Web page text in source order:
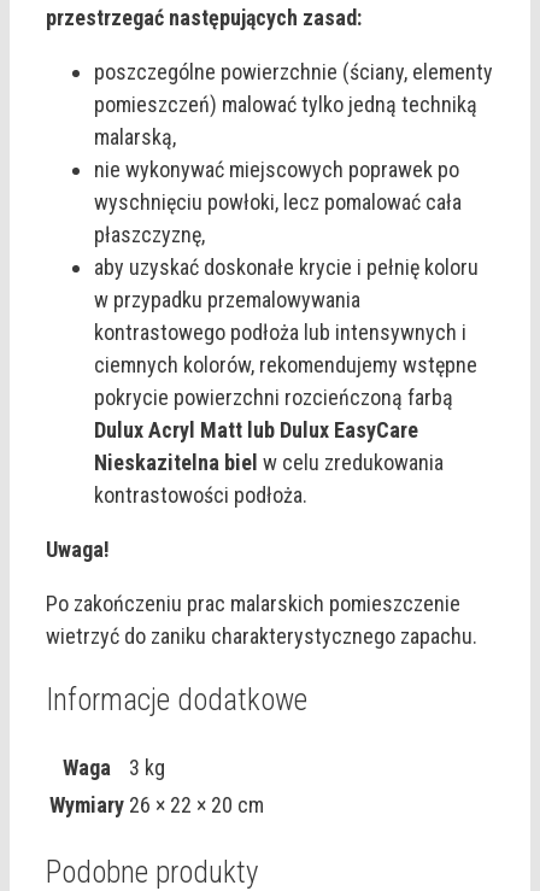
przestrzegać następujących zasad:
poszczególne powierzchnie (ściany, elementy
pomieszczeń) malować tylko jedną techniką
malarską,
nie wykonywać miejscowych poprawek po
wyschnięciu powłoki, lecz pomalować cała
płaszczyznę,
aby uzyskać doskonałe krycie i pełnię koloru
w przypadku przemalowywania
kontrastowego podłoża lub intensywnych i
ciemnych kolorów, rekomendujemy wstępne
pokrycie powierzchni rozcieńczoną farbą
Dulux Acryl Matt lub Dulux EasyCare
Nieskazitelna biel w celu zredukowania
kontrastowości podłoża.
Uwaga!
Po zakończeniu prac malarskich pomieszczenie
wietrzyć do zaniku charakterystycznego zapachu.
Informacje dodatkowe
Waga
3 kg
Wymiary 26 × 22 × 20 cm
Podobne produkty